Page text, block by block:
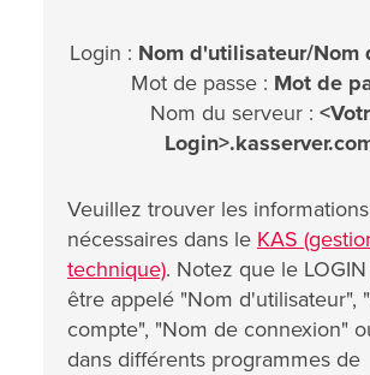
Login : Nom d'utilisateur/Nom
Mot de passe : Mot de
Nom du serveur :
Veuillez trouver les
nécessaires dans le KAS
technique). Notez que le
être appelé "Nom d'utilisateur",
compte", "Nom de connexion"
dans différents programmes de